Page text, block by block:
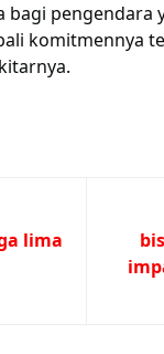
pengendara
komitmennya
lima